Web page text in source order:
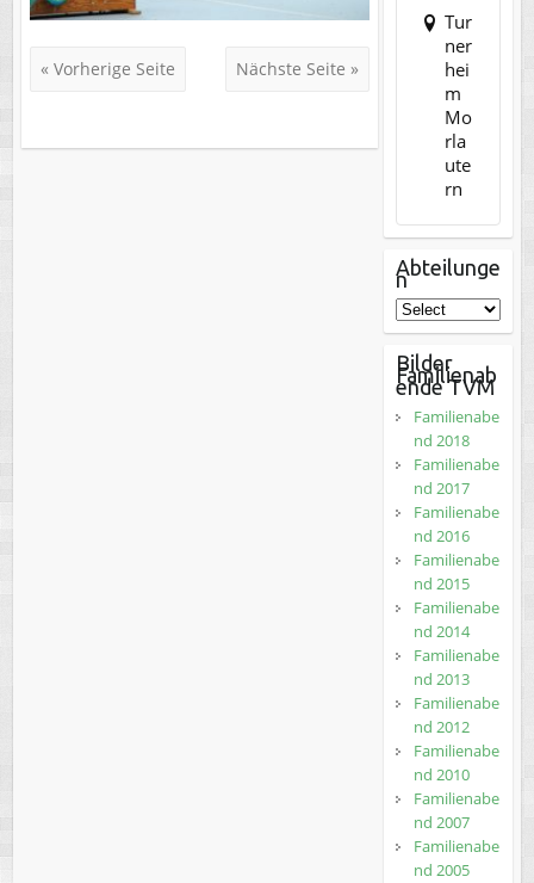
« Vorherige Seite Nächste Seite »
Tur
ner
hei
m
Mo
rla
ute
rn
Abteilunge
n
Bilder
Familienab
ende TVM
Familienabe
nd 2018
Familienabe
nd 2017
Familienabe
nd 2016
Familienabe
nd 2015
Familienabe
nd 2014
Familienabe
nd 2013
Familienabe
nd 2012
Familienabe
nd 2010
Familienabe
nd 2007
Familienabe
nd 2005